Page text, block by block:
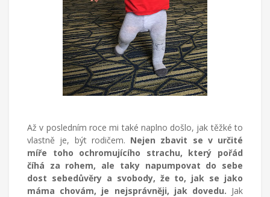
Až v posledním roce mi také naplno došlo, jak těžké to
vlastně je, být rodičem. Nejen zbavit se v určité
míře toho ochromujícího strachu, který pořád
číhá za rohem, ale taky napumpovat do sebe
dost sebedůvěry a svobody, že to, jak se jako
máma chovám, je nejsprávněji, jak dovedu. Jak